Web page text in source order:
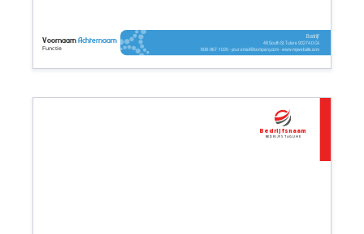
608-967-1020 - your.email@company.com - www.mywebsite.com
48 South St. Tulare 93274.0 CA
Functie
Bedrijf
VoornaamAchternaam
Bedrijfsnaam
Bedrijfs tagline